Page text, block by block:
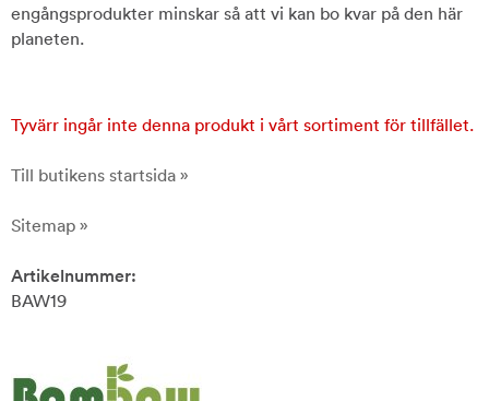
engångsprodukter minskar så att vi kan bo kvar på den här
planeten.
Tyvärr ingår inte denna produkt i vårt sortiment för tillfället.
Till butikens startsida »
Sitemap »
Artikelnummer:
BAW19